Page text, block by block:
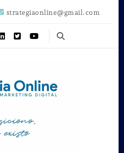
strategiaonline@gmail.com